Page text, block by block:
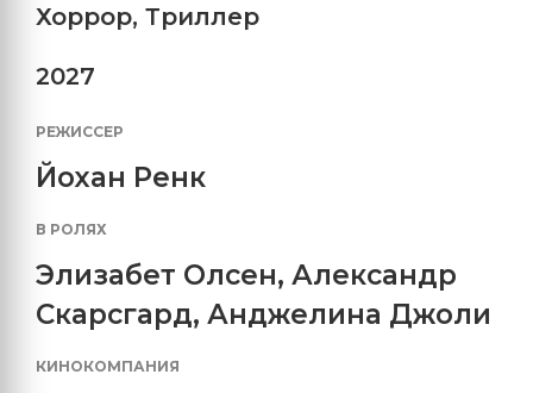
Хоррор, Триллер
2027
РЕЖИССЕР
Йохан Ренк
В РОЛЯХ
Элизабет Олсен, Александр
Скарсгард, Анджелина Джоли
КИНОКОМПАНИЯ